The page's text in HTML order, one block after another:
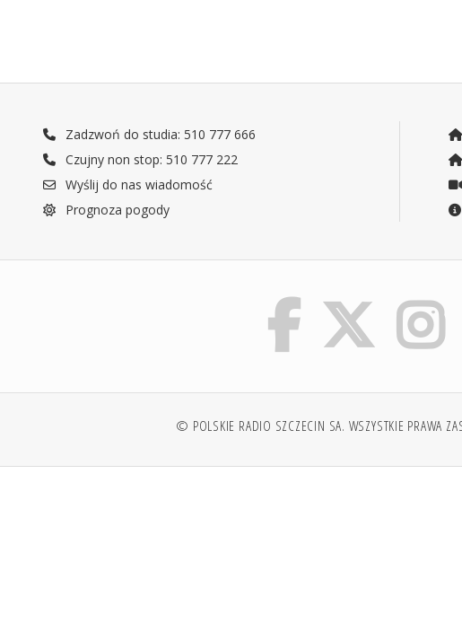
Zadzwoń do studia: 510 777 666
Czujny non stop: 510 777 222
Wyślij do nas wiadomość
Prognoza pogody
© POLSKIE RADIO SZCZECIN SA. WSZYSTKIE PRAWA